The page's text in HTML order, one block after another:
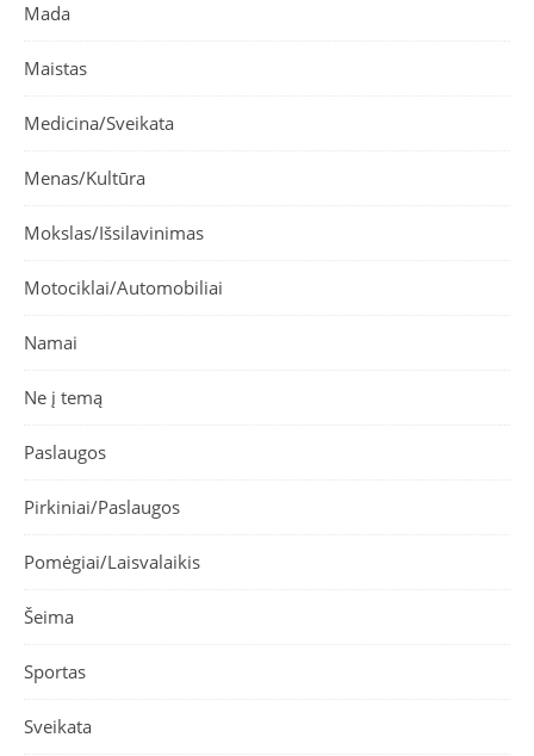
Mada
Maistas
Medicina/Sveikata
Menas/Kultūra
Mokslas/Išsilavinimas
Motociklai/Automobiliai
Namai
Ne į temą
Paslaugos
Pirkiniai/Paslaugos
Pomėgiai/Laisvalaikis
Šeima
Sportas
Sveikata